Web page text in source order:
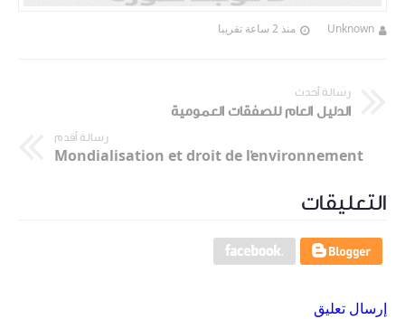
Unknown منذ 2 ساعة تقريبا
رسالة أحدث
الدليل العام للصفقات العمومية
رسالة أقدم
Mondialisation et droit de l'environnement
التعليقات
إرسال تعليق